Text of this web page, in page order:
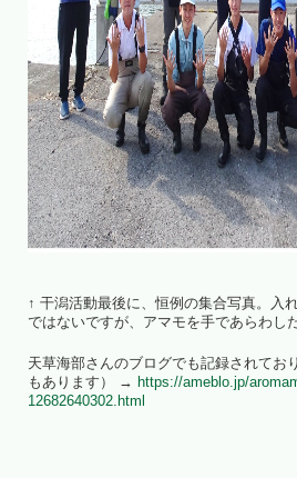
↑ 干潟活動最後に、恒例の集合写真。入
ではないですが、アマモを手であらわし
天草海部さんのブログでも記録されてお
もあります） → https://ameblo.jp/
12682640302.html